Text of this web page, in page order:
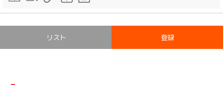
リスト 登録